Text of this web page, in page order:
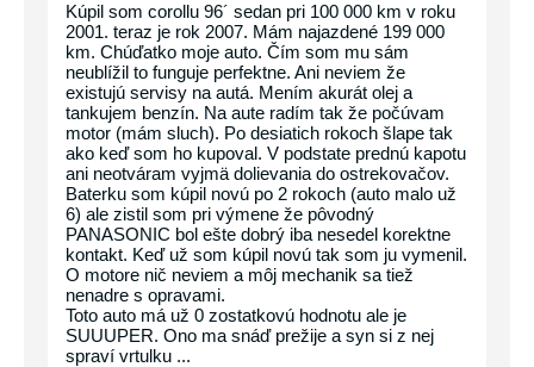
Kúpil som corollu 96´ sedan pri 100 000 km v roku
2001. teraz je rok 2007. Mám najazdené 199 000
km. Chúďatko moje auto. Čím som mu sám
neublížil to funguje perfektne. Ani neviem že
existujú servisy na autá. Mením akurát olej a
tankujem benzín. Na aute radím tak že počúvam
motor (mám sluch). Po desiatich rokoch šlape tak
ako keď som ho kupoval. V podstate prednú kapotu
ani neotváram vyjmä dolievania do ostrekovačov.
Baterku som kúpil novú po 2 rokoch (auto malo už
6) ale zistil som pri výmene že pôvodný
PANASONIC bol ešte dobrý iba nesedel korektne
kontakt. Keď už som kúpil novú tak som ju vymenil.
O motore nič neviem a môj mechanik sa tiež
nenadre s opravami.
Toto auto má už 0 zostatkovú hodnotu ale je
SUUUPER. Ono ma snáď prežije a syn si z nej
spraví vrtulku ...